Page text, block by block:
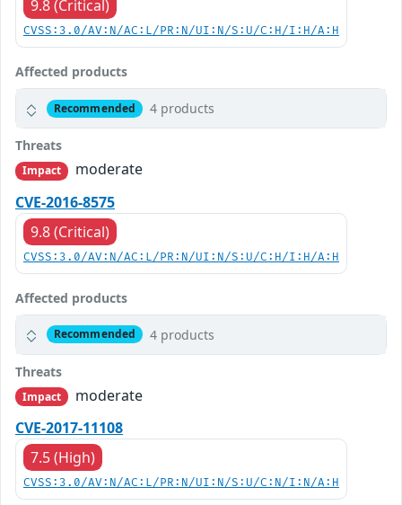
9.8 (Critical)
CVSS:3.0/AV:N/AC:L/PR:N/UI:N/S:U/C:H/I:H/A:H
Affected products
Recommended 4 products
Threats
Impact
moderate
CVE-2016-8575
9.8 (Critical)
CVSS:3.0/AV:N/AC:L/PR:N/UI:N/S:U/C:H/I:H/A:H
Affected products
Recommended 4 products
Threats
Impact
moderate
CVE-2017-11108
7.5 (High)
CVSS:3.0/AV:N/AC:L/PR:N/UI:N/S:U/C:N/I:N/A:H